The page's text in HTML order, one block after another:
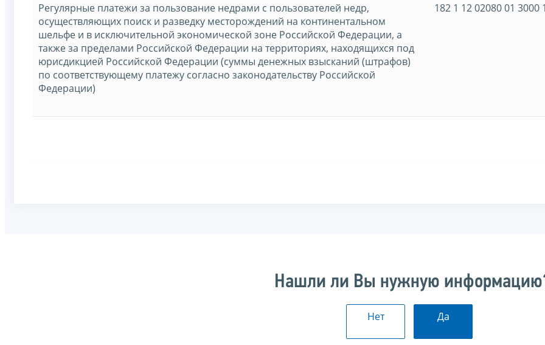
Регулярные платежи за пользование недрами с пользователей недр,
осуществляющих поиск и разведку месторождений на континентальном
шельфе и в исключительной экономической зоне Российской Федерации, а
также за пределами Российской Федерации на территориях, находящихся под
юрисдикцией Российской Федерации (суммы денежных взысканий (штрафов)
по соответствующему платежу согласно законодательству Российской
Федерации)
182 1 12 02080 01 3000
Нашли ли Вы нужную
Нет Да